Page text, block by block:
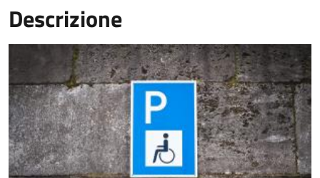
Descrizione